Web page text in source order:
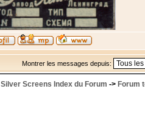
Montrer les messages depuis:
Silver Screens Index du Forum -> Forum